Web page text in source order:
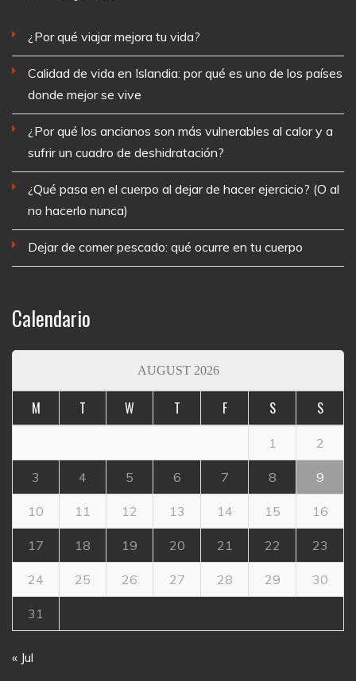
¿Por qué viajar mejora tu vida?
Calidad de vida en Islandia: por qué es uno de los países
donde mejor se vive
¿Por qué los ancianos son más vulnerables al calor y a
sufrir un cuadro de deshidratación?
¿Qué pasa en el cuerpo al dejar de hacer ejercicio? (O al
no hacerlo nunca)
Dejar de comer pescado: qué ocurre en tu cuerpo
Calendario
AUGUST 2026
M T W T F S S
1 2
3 4 5 6 7 8 9
10 11 12 13 14 15 16
17 18 19 20 21 22 23
24 25 26 27 28 29 30
31
« Jul